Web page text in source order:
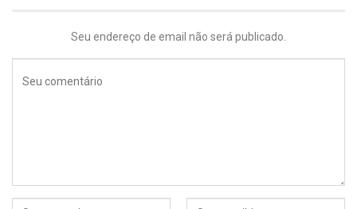
Seu endereço de email não será publicado.